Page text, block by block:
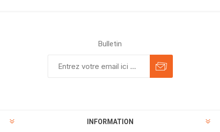
Bulletin
INFORMATION